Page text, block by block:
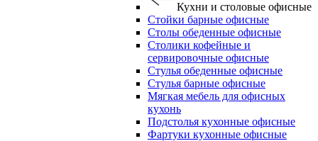
Кухни и столовые офисные
Стойки барные офисные
Столы обеденные офисные
Столики кофейные и
сервировочные офисные
Стулья обеденные офисные
Стулья барные офисные
Мягкая мебель для офисных
кухонь
Подстолья кухонные офисные
Фартуки кухонные офисные